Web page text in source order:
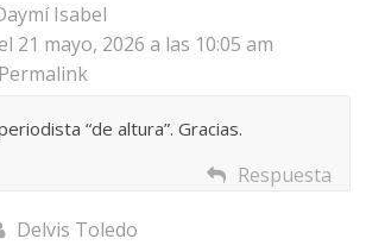
Isabel
21 mayo, 2026 a las 10:05 am
Permalink
“de altura”. Gracias.
Respuesta
Delvis Toledo